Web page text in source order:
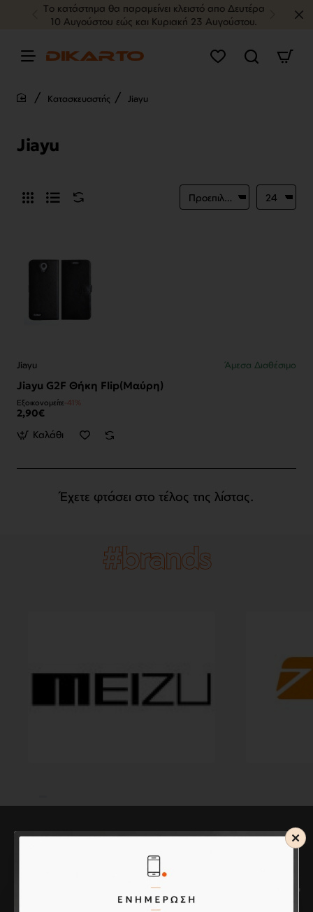
Tο κατάστημα θα παραμείνει κλειστό απο Δευτέρα
10 Αυγούστου εώς και Κυριακή 23 Αυγούστου.
Jiayu
Κατασκευαστής Jiayu
Jiayu Άμεσα Διαθέσιμο
Jiayu G2F Θήκη Flip(Μαύρη)
Εξοικονομείτε -41%
2,90€
Καλάθι
Έχετε φτάσει στο τέλος της λίστας.
#brands
Εγγραφείτε στο Dikarto Newsletter